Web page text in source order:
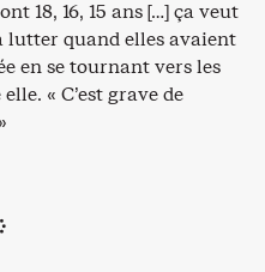
18, 16, 15 ans […] ça veut
lutter quand elles avaient
en se tournant vers les
« C’est grave de